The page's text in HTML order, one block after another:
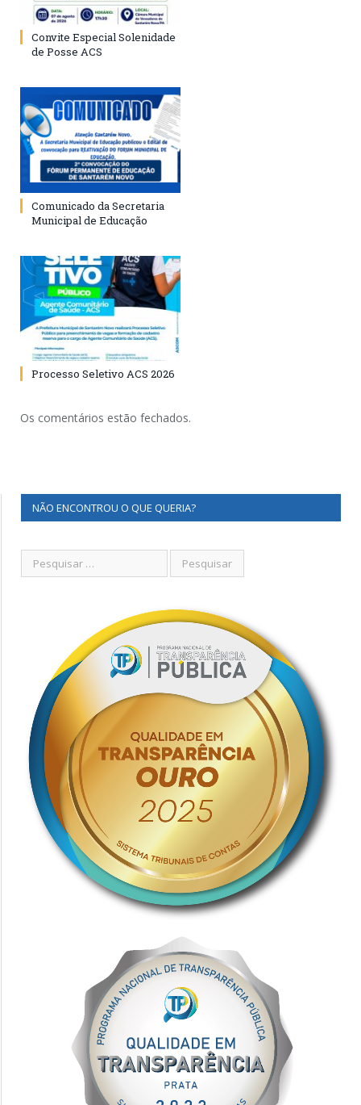
Convite Especial Solenidade
de Posse ACS
Comunicado da Secretaria
Municipal de Educação
Processo Seletivo ACS 2026
Os comentários estão fechados.
NÃO ENCONTROU O QUE QUERIA?